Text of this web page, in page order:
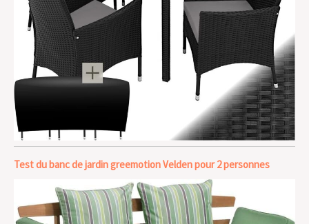
Test du banc de jardin greemotion Velden pour 2 personnes